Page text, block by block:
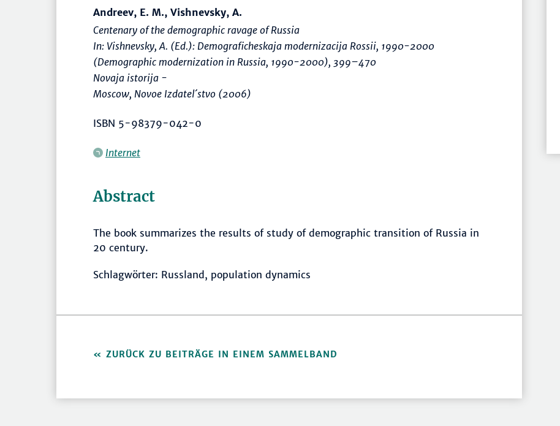
Andreev, E. M., Vishnevsky, A.
Centenary of the demographic ravage of Russia
In: Vishnevsky, A. (Ed.): Demograficheskaja modernizacija Rossii, 1990-2000
(Demographic modernization in Russia, 1990-2000), 399–470
Novaja istorija -
Moscow, Novoe Izdatel´stvo (2006)
ISBN 5-98379-042-0
Internet
Abstract
The book summarizes the results of study of demographic transition of Russia in
20 century.
Schlagwörter: Russland, population dynamics
ZURÜCK ZU BEITRÄGE IN EINEM SAMMELBAND